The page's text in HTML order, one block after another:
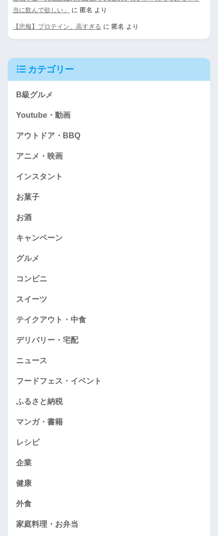
当に飲んで欲しい」
に 匿名 より
【悲報】プロテイン、高すぎる に 匿名 より
カテゴリー
B級グルメ
Youtube・動画
アウトドア・BBQ
アニメ・映画
インスタント
お菓子
お酒
キャンペーン
グルメ
コンビニ
スイーツ
テイクアウト・中食
デリバリー・宅配
ニュース
フードフェス・イベント
ふるさと納税
マンガ・書籍
レシピ
企業
健康
外食
家庭料理・お弁当